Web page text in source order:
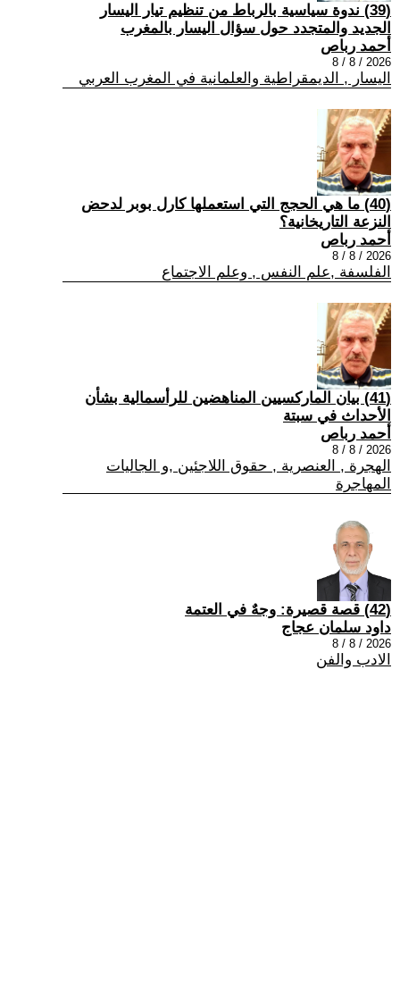
(39) ندوة سياسية بالرباط من تنظيم تيار اليسار
الجديد والمتجدد حول سؤال اليسار بالمغرب
أحمد رباص
2026 / 8 / 8
اليسار , الديمقراطية والعلمانية في المغرب العربي
(40) ما هي الحجج التي استعملها كارل بوبر لدحض
النزعة التاريخانية؟
أحمد رباص
2026 / 8 / 8
الفلسفة ,علم النفس , وعلم الاجتماع
(41) بيان الماركسيين المناهضين للرأسمالية بشأن
الأحداث في سبتة
أحمد رباص
2026 / 8 / 8
الهجرة , العنصرية , حقوق اللاجئين ,و الجاليات
المهاجرة
(42) قصة قصيرة: وجهٌ في العتمة
داود سلمان عجاج
2026 / 8 / 8
الادب والفن